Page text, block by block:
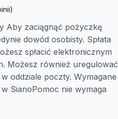
Aby zaciągnąć pożyczkę
dowód osobisty. Spłata
spłacić elektronicznym
Możesz również uregulować
oddziale poczty. Wymagane
SianoPomoc nie wymaga